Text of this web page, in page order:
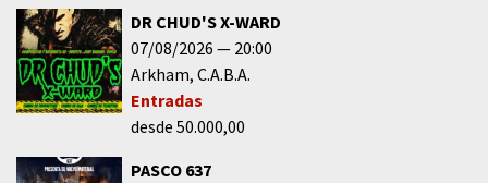
DR CHUD'S X-WARD
07/08/2026
20:00
Arkham C.A.B.A.
Entradas
desde 50.000,00
PASCO 637